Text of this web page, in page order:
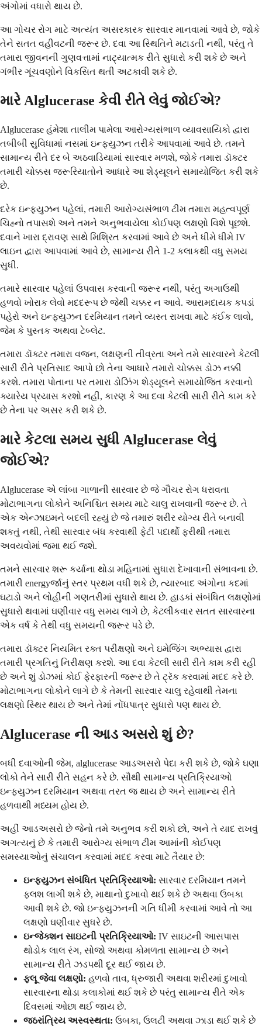
અંગોમાં વધારો થાય છે.
આ ગોચર રોગ માટે અત્યંત અસરકારક સારવાર માનવામાં આવે છે, જોકે
તેને સતત વહીવટની જરૂર છે. દવા આ સ્થિતિને મટાડતી નથી, પરંતુ તે
તમારા જીવનની ગુણવત્તામાં નાટ્યાત્મક રીતે સુધારો કરી શકે છે અને
ગંભીર ગૂંચવણોને વિકસિત થતી અટકાવી શકે છે.
મારે Alglucerase કેવી રીતે લેવું જોઈએ?
Alglucerase હંમેશા તાલીમ પામેલા આરોગ્યસંભાળ વ્યાવસાયિકો દ્વારા
તબીબી સુવિધામાં નસમાં ઇન્ફ્યુઝન તરીકે આપવામાં આવે છે. તમને
સામાન્ય રીતે દર બે અઠવાડિયામાં સારવાર મળશે, જોકે તમારા ડૉક્ટર
તમારી ચોક્કસ જરૂરિયાતોને આધારે આ શેડ્યૂલને સમાયોજિત કરી શકે
છે.
દરેક ઇન્ફ્યુઝન પહેલાં, તમારી આરોગ્યસંભાળ ટીમ તમારા મહત્વપૂર્ણ
ચિહ્નો તપાસશે અને તમને અનુભવાયેલા કોઈપણ લક્ષણો વિશે પૂછશે.
દવાને ખારા દ્રાવણ સાથે મિશ્રિત કરવામાં આવે છે અને ધીમે ધીમે IV
લાઇન દ્વારા આપવામાં આવે છે, સામાન્ય રીતે 1-2 કલાકથી વધુ સમય
સુધી.
તમારે સારવાર પહેલાં ઉપવાસ કરવાની જરૂર નથી, પરંતુ અગાઉથી
હળવો ખોરાક લેવો મદદરૂપ છે જેથી ચક્કર ન આવે. આરામદાયક કપડાં
પહેરો અને ઇન્ફ્યુઝન દરમિયાન તમને વ્યસ્ત રાખવા માટે કંઈક લાવો,
જેમ કે પુસ્તક અથવા ટેબ્લેટ.
તમારા ડૉક્ટર તમારા વજન, લક્ષણની તીવ્રતા અને તમે સારવારને કેટલી
સારી રીતે પ્રતિસાદ આપો છો તેના આધારે તમારો ચોક્કસ ડોઝ નક્કી
કરશે. તમારા પોતાના પર તમારા ડોઝિંગ શેડ્યૂલને સમાયોજિત કરવાનો
ક્યારેય પ્રયાસ કરશો નહીં, કારણ કે આ દવા કેટલી સારી રીતે કામ કરે
છે તેના પર અસર કરી શકે છે.
મારે કેટલા સમય સુધી Alglucerase લેવું
જોઈએ?
Alglucerase એ લાંબા ગાળાની સારવાર છે જે ગૌચર રોગ ધરાવતા
મોટાભાગના લોકોને અનિશ્ચિત સમય માટે ચાલુ રાખવાની જરૂર છે. તે
એક એન્ઝાઇમને બદલી રહ્યું છે જે તમારું શરીર યોગ્ય રીતે બનાવી
શકતું નથી, તેથી સારવાર બંધ કરવાથી ફેટી પદાર્થો ફરીથી તમારા
અવયવોમાં જમા થઈ જશે.
તમને સારવાર શરૂ કર્યાના થોડા મહિનામાં સુધારા દેખાવાની સંભાવના છે.
તમારી energyર્જાનું સ્તર પ્રથમ વધી શકે છે, ત્યારબાદ અંગોના કદમાં
ઘટાડો અને લોહીની ગણતરીમાં સુધારો થાય છે. હાડકાં સંબંધિત લક્ષણોમાં
સુધારો થવામાં ઘણીવાર વધુ સમય લાગે છે, કેટલીકવાર સતત સારવારના
એક વર્ષ કે તેથી વધુ સમયની જરૂર પડે છે.
તમારા ડૉક્ટર નિયમિત રક્ત પરીક્ષણો અને ઇમેજિંગ અભ્યાસ દ્વારા
તમારી પ્રગતિનું નિરીક્ષણ કરશે. આ દવા કેટલી સારી રીતે કામ કરી રહી
છે અને શું ડોઝમાં કોઈ ફેરફારની જરૂર છે તે ટ્રૅક કરવામાં મદદ કરે છે.
મોટાભાગના લોકોને લાગે છે કે તેમની સારવાર ચાલુ રહેવાથી તેમના
લક્ષણો સ્થિર થાય છે અને તેમાં નોંધપાત્ર સુધારો પણ થાય છે.
Alglucerase ની આડ અસરો શું છે?
બધી દવાઓની જેમ, alglucerase આડઅસરો પેદા કરી શકે છે, જોકે ઘણા
લોકો તેને સારી રીતે સહન કરે છે. સૌથી સામાન્ય પ્રતિક્રિયાઓ
ઇન્ફ્યુઝન દરમિયાન અથવા તરત જ થાય છે અને સામાન્ય રીતે
હળવાથી મધ્યમ હોય છે.
અહીં આડઅસરો છે જેનો તમે અનુભવ કરી શકો છો, અને તે યાદ રાખવું
અગત્યનું છે કે તમારી આરોગ્ય સંભાળ ટીમ આમાંની કોઈપણ
સમસ્યાઓનું સંચાલન કરવામાં મદદ કરવા માટે તૈયાર છે:
ઇન્ફ્યુઝન સંબંધિત પ્રતિક્રિયાઓ: સારવાર દરમિયાન તમને
ફ્લશ લાગી શકે છે, માથાનો દુખાવો થઈ શકે છે અથવા ઉબકા
આવી શકે છે. જો ઇન્ફ્યુઝનની ગતિ ધીમી કરવામાં આવે તો આ
લક્ષણો ઘણીવાર સુધરે છે.
ઇન્જેક્શન સાઇટની પ્રતિક્રિયાઓ: IV સાઇટની આસપાસ
થોડોક લાલ રંગ, સોજો અથવા કોમળતા સામાન્ય છે અને
સામાન્ય રીતે ઝડપથી દૂર થઈ જાય છે.
ફ્લૂ જેવા લક્ષણો: હળવો તાવ, ધ્રુજારી અથવા શરીરમાં દુખાવો
સારવારના થોડા કલાકોમાં થઈ શકે છે પરંતુ સામાન્ય રીતે એક
દિવસમાં ઓછા થઈ જાય છે.
જઠરાંત્રિય અસ્વસ્થતા: ઉબકા, ઉલટી અથવા ઝાડા થઈ શકે છે